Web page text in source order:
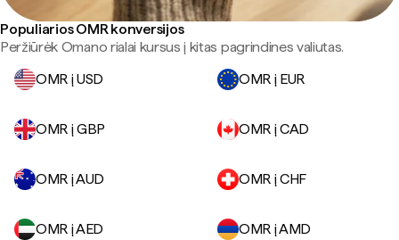
Populiarios OMR konversijos
Peržiūrėk Omano rialai kursus į kitas pagrindines valiutas.
OMR į USD
OMR į EUR
OMR į GBP OMR į CAD
OMR į AUD OMR į CHF
OMR į AED
OMR į AMD